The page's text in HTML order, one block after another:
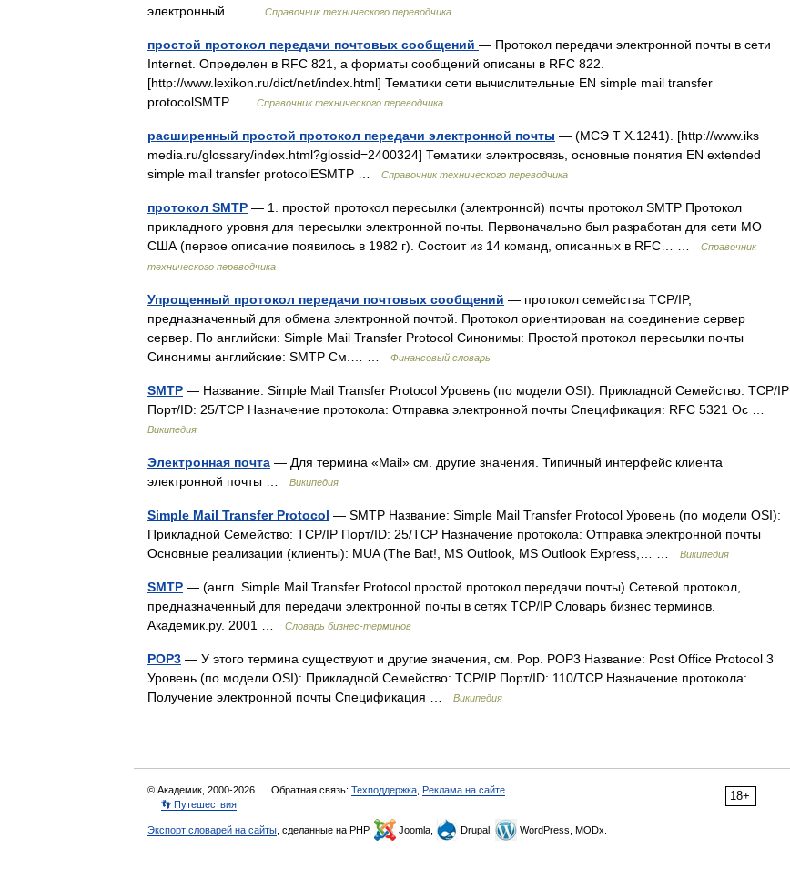
электронный… …
Справочник технического переводчика
простой протокол передачи почтовых сообщений — Протокол передачи электронной почты в сети
Internet. Определен в RFC 821, а форматы сообщений описаны в RFC 822.
[http://www.lexikon.ru/dict/net/index.html] Тематики сети вычислительные EN simple mail transfer
protocolSMTP …
Справочник технического переводчика
расширенный простой протокол передачи электронной почты — (МСЭ T X.1241). [http://www.iks
media.ru/glossary/index.html?glossid=2400324] Тематики электросвязь, основные понятия EN extended
simple mail transfer protocolESMTP …
Справочник технического переводчика
протокол SMTP — 1. простой протокол пересылки (электронной) почты протокол SMTP Протокол
прикладного уровня для пересылки электронной почты. Первоначально был разработан для сети МО
США (первое описание появилось в 1982 г). Состоит из 14 команд, описанных в RFC… …
Справочник
технического переводчика
Упрощенный протокол передачи почтовых сообщений — протокол семейства TCP/IP,
предназначенный для обмена электронной почтой. Протокол ориентирован на соединение сервер
сервер. По английски: Simple Mail Transfer Protocol Синонимы: Простой протокол пересылки почты
Синонимы английские: SMTP См.… …
Финансовый словарь
SMTP — Название: Simple Mail Transfer Protocol Уровень (по модели OSI): Прикладной Семейство: TCP/IP
Порт/ID: 25/TCP Назначение протокола: Отправка электронной почты Спецификация: RFC 5321 Ос …
Википедия
Электронная почта — Для термина «Mail» см. другие значения. Типичный интерфейс клиента
электронной почты …
Википедия
Simple Mail Transfer Protocol — SMTP Название: Simple Mail Transfer Protocol Уровень (по модели OSI):
Прикладной Семейство: TCP/IP Порт/ID: 25/TCP Назначение протокола: Отправка электронной почты
Основные реализации (клиенты): MUA (The Bat!, MS Outlook, MS Outlook Express,… …
Википедия
SMTP — (англ. Simple Mail Transfer Protocol простой протокол передачи почты) Сетевой протокол,
предназначенный для передачи электронной почты в сетях TCP/IP Словарь бизнес терминов.
Академик.ру. 2001 …
Словарь бизнес-терминов
POP3 — У этого термина существуют и другие значения, см. Pop. POP3 Название: Post Office Protocol 3
Уровень (по модели OSI): Прикладной Семейство: TCP/IP Порт/ID: 110/TCP Назначение протокола:
Получение электронной почты Спецификация …
Википедия
18+
© Академик, 2000-2026 Обратная связь: Техподдержка Реклама на сайте
👣 Путешествия
Экспорт словарей на сайты , сделанные на PHP, Joomla, Drupal, WordPress, MODx.